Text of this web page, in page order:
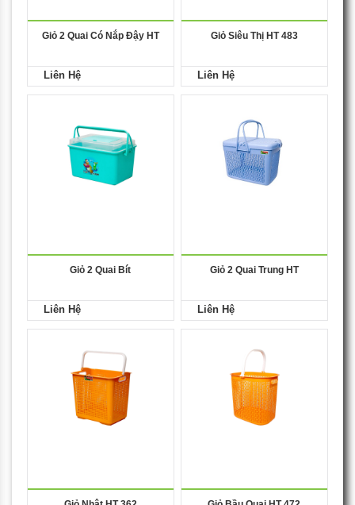
Giỏ 2 Quai Có Nắp Đậy HT
Liên Hệ
Giỏ Siêu Thị HT 483
Liên Hệ
Giỏ 2 Quai Bít
Liên Hệ
Giỏ 2 Quai Trung HT
Liên Hệ